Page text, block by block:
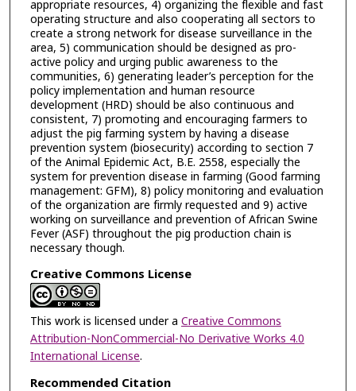
appropriate resources, 4) organizing the flexible and fast
operating structure and also cooperating all sectors to
create a strong network for disease surveillance in the
area, 5) communication should be designed as pro-
active policy and urging public awareness to the
communities, 6) generating leader’s perception for the
policy implementation and human resource
development (HRD) should be also continuous and
consistent, 7) promoting and encouraging farmers to
adjust the pig farming system by having a disease
prevention system (biosecurity) according to section 7
of the Animal Epidemic Act, B.E. 2558, especially the
system for prevention disease in farming (Good farming
management: GFM), 8) policy monitoring and evaluation
of the organization are firmly requested and 9) active
working on surveillance and prevention of African Swine
Fever (ASF) throughout the pig production chain is
necessary though.
Creative Commons License
This work is licensed under a Creative Commons
Attribution-NonCommercial-No Derivative Works 4.0
International License.
Recommended Citation